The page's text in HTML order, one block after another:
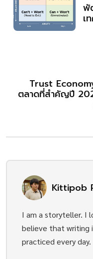
พั
เ
Trust
ตลาดที่สำคัญปี
Kittipob
I am a storyteller. I
believe that writing
practiced every day.